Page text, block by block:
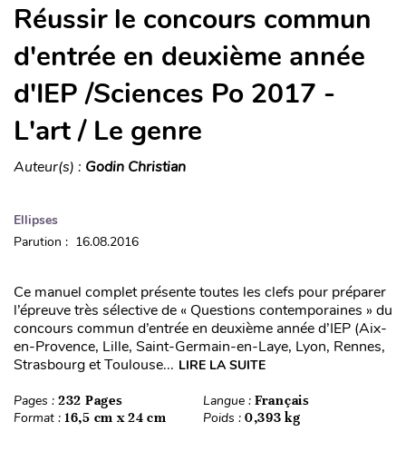
Réussir le concours commun
d'entrée en deuxième année
d'IEP /Sciences Po 2017 -
L'art / Le genre
Auteur(s) : Godin Christian
Ellipses
Parution : 16.08.2016
Ce manuel complet présente toutes les clefs pour préparer
l’épreuve très sélective de « Questions contemporaines » du
concours commun d’entrée en deuxième année d’IEP (Aix-
en-Provence, Lille, Saint-Germain-en-Laye, Lyon, Rennes,
Strasbourg et Toulouse... LIRE LA SUITE
Pages : 232 Pages Langue : Français
Format : 16,5 cm x 24 cm Poids : 0,393 kg